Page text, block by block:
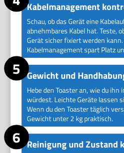
Kabelmanagement
Schau, ob das Gerät eine
abnehmbares Kabel hat. Teste,
Gerät sicher fixiert werden
Kabelmanagement spart Platz
Gewicht und
Hebe den Toaster an, wie du ihn
würdest. Leichte Geräte lassen
Wenn du den Toaster täglich
Gewicht unter 2 kg praktisch.
Reinigung und Zustand